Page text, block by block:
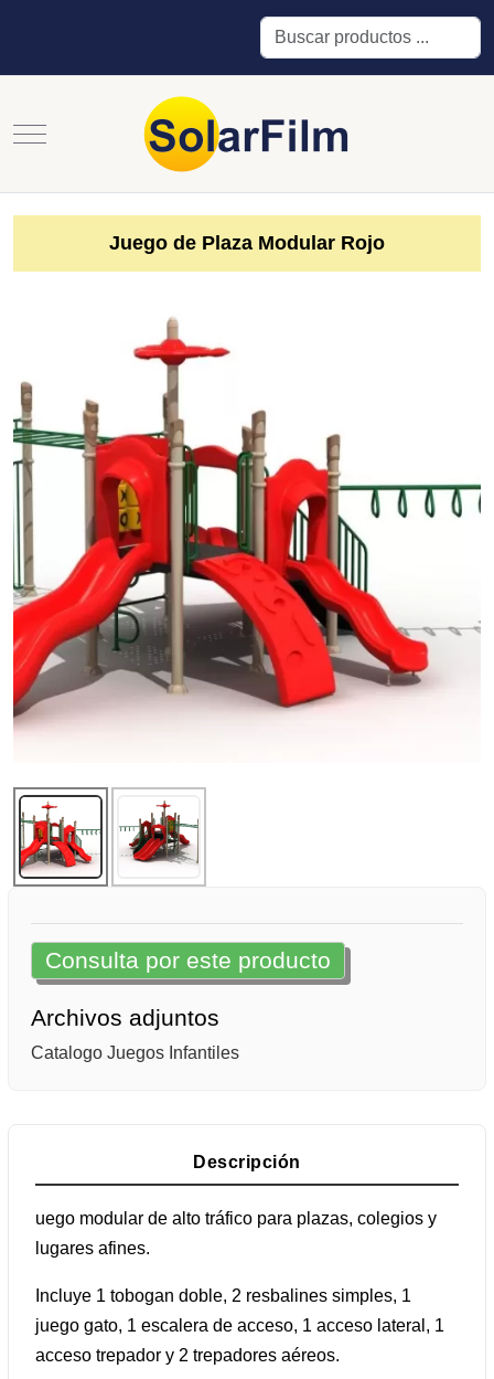
Buscar
Mobile Menu Toggle
Juego de Plaza Modular Rojo
Consulta por este producto
Archivos adjuntos
Catalogo Juegos Infantiles
Descripción
uego modular de alto tráfico para plazas, colegios y
lugares afines.
Incluye 1 tobogan doble, 2 resbalines simples, 1
juego gato, 1 escalera de acceso, 1 acceso lateral, 1
acceso trepador y 2 trepadores aéreos.